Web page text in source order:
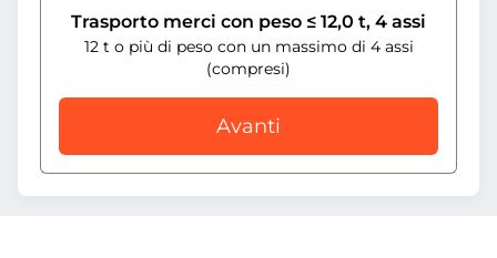
Trasporto merci con peso ≤ 12,0 t, 4 assi
12 t o più di peso con un massimo di 4 assi
(compresi)
Avanti